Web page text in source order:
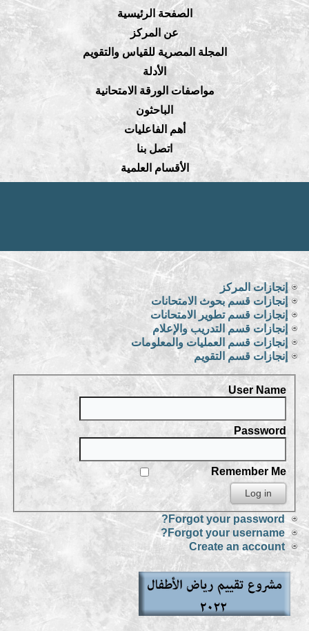
الصفحة الرئيسية
عن المركز
المجلة المصرية للقياس والتقويم
الأدلة
مواصفات الورقة الامتحانية
الباحثون
أهم الفاعليات
اتصل بنا
الأقسام العلمية
إنجازات المركز
إنجازات قسم بحوث الامتحانات
إنجازات قسم تطوير الامتحانات
إنجازات قسم التدريب والإعلام
إنجازات قسم العمليات والمعلومات
إنجازات قسم التقويم
User Name
Password
Remember Me
Forgot your password?
Forgot your username?
Create an account